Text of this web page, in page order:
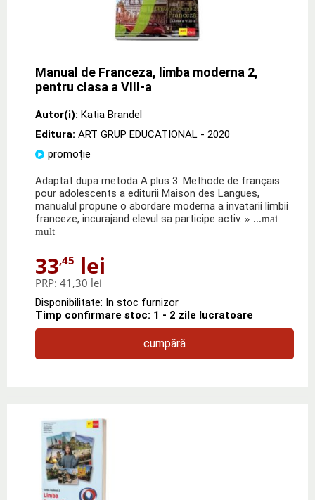
Manual de Franceza, limba moderna 2,
pentru clasa a VIII-a
Autor(i): Katia Brandel
Editura: ART GRUP EDUCATIONAL - 2020
promoție
Adaptat dupa metoda A plus 3. Methode de français
pour adolescents a editurii Maison des Langues,
manualul propune o abordare moderna a invatarii limbii
franceze, incurajand elevul sa participe activ. » ...mai
mult
33,45 lei
PRP: 41,30 lei
Disponibilitate: In stoc furnizor
Timp confirmare stoc: 1 - 2 zile lucratoare
cumpără